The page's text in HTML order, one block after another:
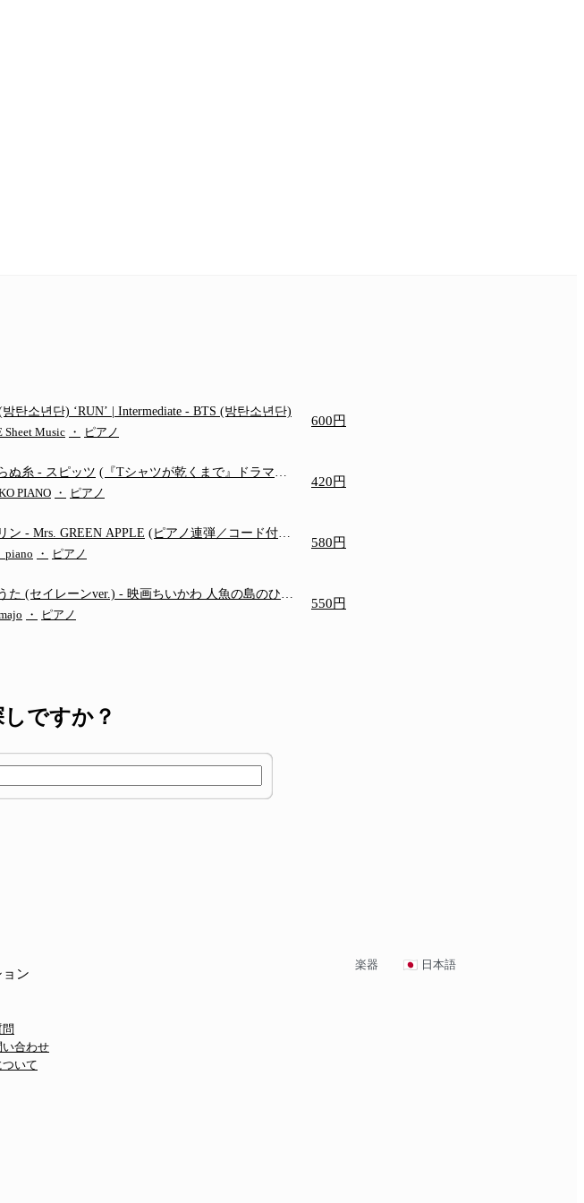
탄소년단) ‘RUN’ | Intermediate - BTS (방탄소년단)
Sheet Music ・ ピアノ
600円
ぬ糸 - スピッツ (『Tシャツが乾くまで』ドラマ主
PIANO ・ ピアノ
420円
ン - Mrs. GREEN APPLE (ピアノ連弾／コード付き
バージョン)
・ ピアノ
580円
た (セイレーンver.) - 映画ちいかわ 人魚の島のひみ
レミ付き初級)
・ ピアノ
550円
ですか？
ン
問
い合わせ
ついて
楽器 日本語